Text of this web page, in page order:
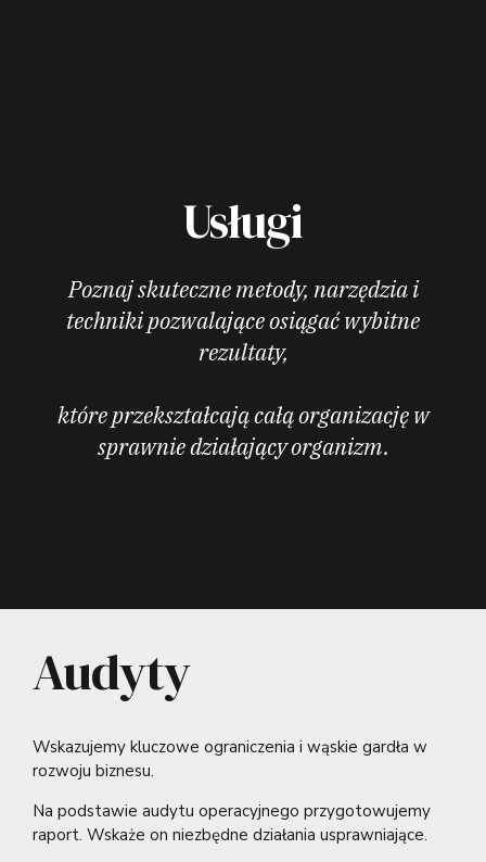
Usługi
Poznaj skuteczne metody, narzędzia i
techniki pozwalające osiągać wybitne
rezultaty,
które przekształcają całą organizację w
sprawnie działający organizm.
Audyty
Wskazujemy kluczowe ograniczenia i wąskie gardła w
rozwoju biznesu.
Na podstawie audytu operacyjnego przygotowujemy
raport. Wskaże on niezbędne działania usprawniające.